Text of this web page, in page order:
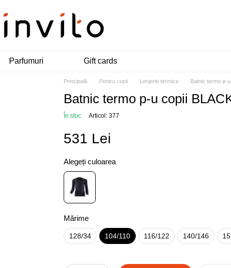
Parfumuri Gift cards
Principală Pentru copii Lenjerie termica Batnic termo p-
Batnic termo p-u copii
În stoc Articol: 377
531 Lei
Alegeți culoarea
Mărime
128/34 104/110 116/122 140/146